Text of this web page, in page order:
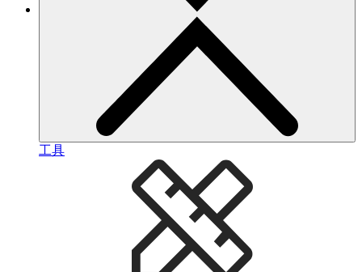
工具